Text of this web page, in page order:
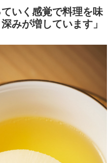
いく感覚で料理を味
みが増しています」